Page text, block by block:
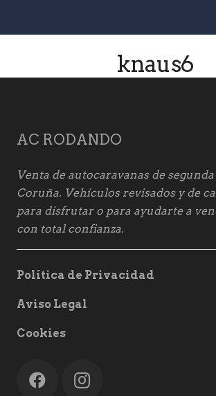
knaus6
AC RODANDO
Venta de autocaravanas de
Coruña. Vehículos revisados y de
para disfrutar o para ayudarte a
con total confianza.
Política de Privacidad
Aviso Legal
Cookies